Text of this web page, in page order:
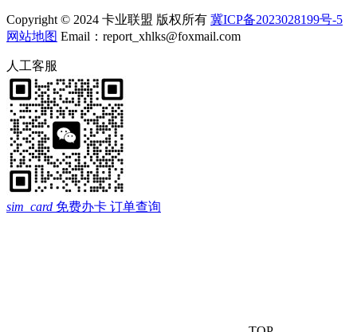
Copyright © 2024 卡业联盟 版权所有 冀ICP备2023028199号-5
网站地图 Email：report_xhlks@foxmail.com
人工客服
sim_card 免费办卡 订单查询